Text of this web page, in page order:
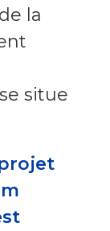
la
situe